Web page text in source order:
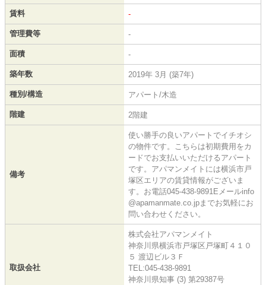
賃料 -
管理費等 -
面積 -
築年数 2019年 3月 (築7年)
種別/構造 アパート/木造
階建 2階建
備考
使い勝手の良いアパートでイチオシ
の物件です。こちらは初期費用をカ
ードでお支払いいただけるアパート
です。アパマンメイトには横浜市戸
塚区エリアの賃貸情報がございま
す。お電話045-438-9891Eメールinfo
@apamanmate.co.jpまでお気軽にお
問い合わせください。
取扱会社
株式会社アパマンメイト
神奈川県横浜市戸塚区戸塚町４１０
５ 渡辺ビル３Ｆ
TEL:045-438-9891
神奈川県知事 (3) 第29387号